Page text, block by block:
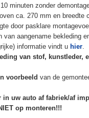
minuten zonder
ca. 270 mm en breedte
door pasklare
van aangename bekleding
informatie vindt u hier.
van stof, kunstleder,
voorbeeld van de
in uw auto af fabriek/af
op monteren!!!